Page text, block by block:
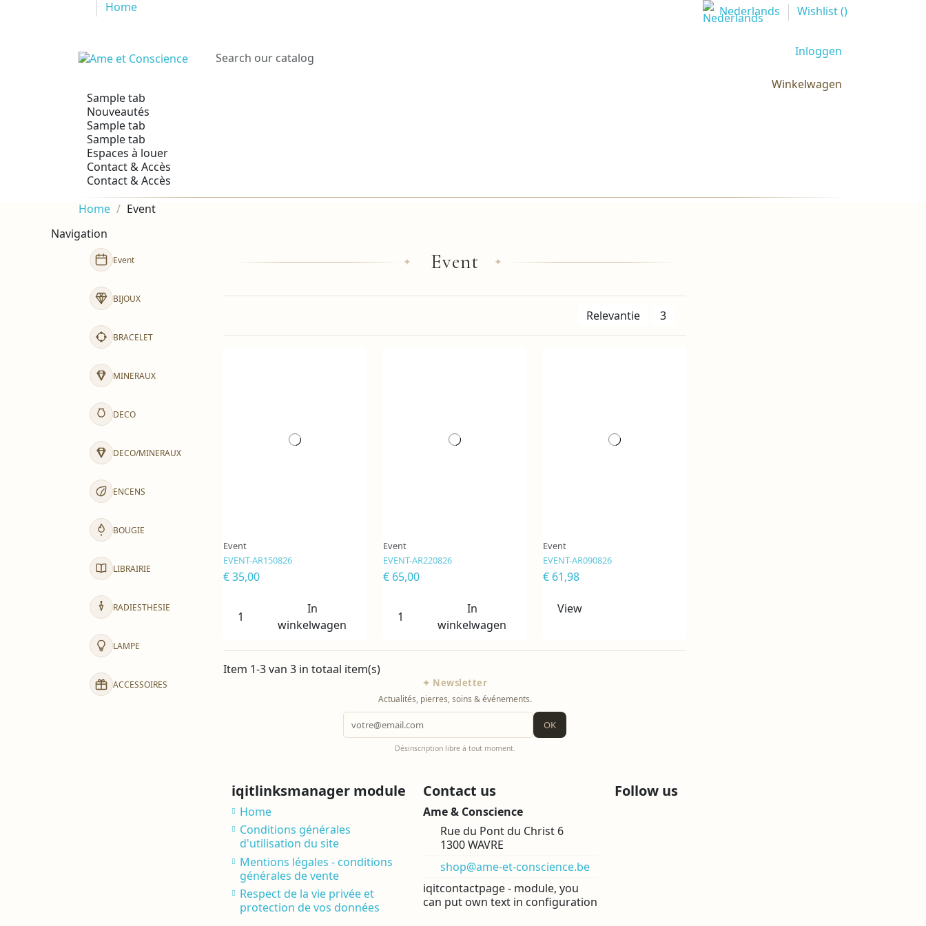
Home Nederlands Wishlist ()
Inloggen
Winkelwagen
Sample tab
Nouveautés
Sample tab
Sample tab
Espaces à louer
Contact & Accès
Contact & Accès
Home
Event
Event
BIJOUX
BRACELET
MINERAUX
DECO
DECO/MINERAUX
ENCENS
BOUGIE
LIBRAIRIE
RADIESTHESIE
LAMPE
ACCESSOIRES
✦ Event ✦
Relevantie 3
Event
EVENT-AR150826
€ 35,00
In
winkelwagen
Event
EVENT-AR220826
€ 65,00
In
winkelwagen
Event
EVENT-AR090826
€ 61,98
View
Item 1-3 van 3 in totaal item(s)
Navigation
✦ Newsletter
Actualités, pierres, soins & événements.
OK
Désinscription libre à tout moment.
iqitlinksmanager module
Home
Conditions générales
d'utilisation du site
Mentions légales - conditions
générales de vente
Respect de la vie privée et
protection de vos données
Contact us
Ame & Conscience
Rue du Pont du Christ 6
1300 WAVRE
shop@ame-et-conscience.be
iqitcontactpage - module, you
can put own text in configuration
Follow us